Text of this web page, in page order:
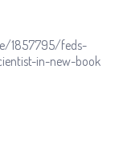
1857795/feds-
in-new-book